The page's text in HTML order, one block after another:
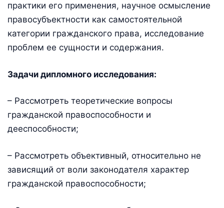
практики его применения, научное осмысление
правосубъектности как самостоятельной
категории гражданского права, исследование
проблем ее сущности и содержания.
Задачи дипломного исследования:
– Рассмотреть теоретические вопросы
гражданской правоспособности и
дееспособности;
– Рассмотреть объективный, относительно не
зависящий от воли законодателя характер
гражданской правоспособности;